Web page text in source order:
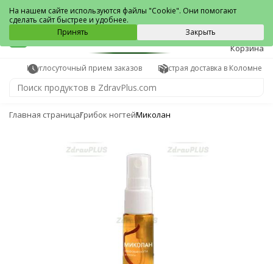
Коломна
0
Корзина
Круглосуточный прием заказов Быстрая доставка в Коломне
Главная страницаГрибок ногтейМиколан
На нашем сайте используются файлы "Cookie". Они помогают
сделать сайт быстрее и удобнее.
Принять
Закрыть